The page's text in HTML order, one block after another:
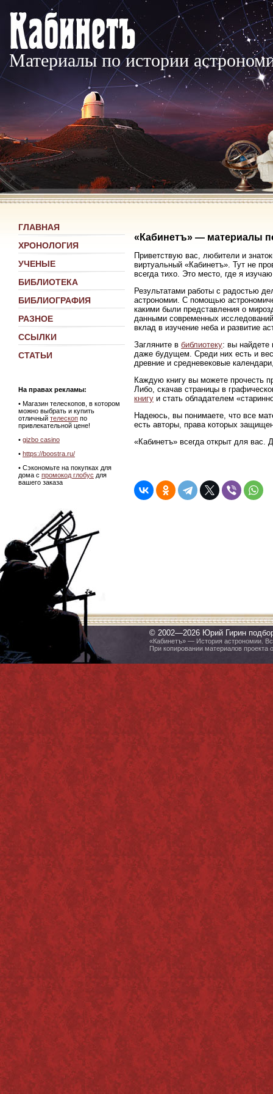
Материалы по истории
ГЛАВНАЯ
ХРОНОЛОГИЯ
УЧЕНЫЕ
БИБЛИОТЕКА
БИБЛИОГРАФИЯ
РАЗНОЕ
ССЫЛКИ
СТАТЬИ
На правах рекламы:
• Магазин телескопов, в котором
можно выбрать и купить
отличный телескоп по
привлекательной цене!
• gizbo casino
• https://boostra.ru/
• Сэкономьте на покупках для
дома с промокод глобус для
вашего заказа
«Кабинетъ» — материалы
Приветствую вас, любители и
виртуальный «Кабинетъ». Тут не
всегда тихо. Это место, где я
Результатами работы с радостью
астрономии. С помощью
какими были представления о
данными современных
вклад в изучение неба и развитие
Загляните в библиотеку: вы найдете
даже будущем. Среди них есть и
древние и средневековые
Каждую книгу вы можете прочесть
Либо, скачав страницы в
книгу и стать обладателем
Надеюсь, вы понимаете, что все
есть авторы, права которых
«Кабинетъ» всегда открыт для вас.
© 2002—2026 Юрий Гирин
«Кабинетъ» — История астрономии.
При копировании материалов проекта